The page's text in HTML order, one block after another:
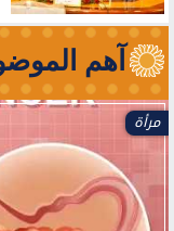
آهم
مرأة